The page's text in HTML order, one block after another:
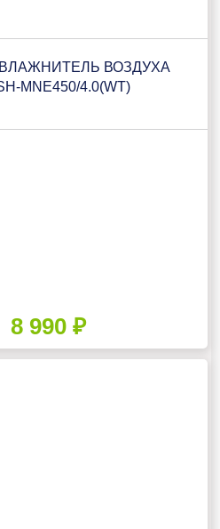
ВОЗДУХА
MNE450/4.0(WT)
8 990 ₽